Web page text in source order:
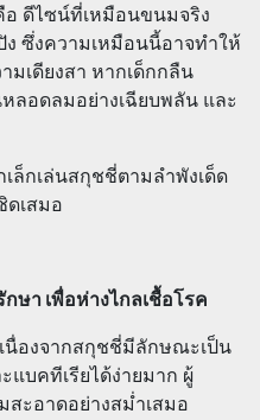
อ ดีไซน์ที่เหมือนขนมจริง
ซึ่งความเหมือนนี้อาจทำให้
มเดียงสา หากเด็กกลืน
ลอดลมอย่างเฉียบพลัน และ
ล็กเล่นสกุชชี่ตามลำพังเด็ด
เสมอ
ษา เพื่อห่างไกลเชื้อโรค
นื่องจากสกุชชี่มีลักษณะเป็น
บคทีเรียได้ง่ายมาก ผู้
ะอาดอย่างสม่ำเสมอ